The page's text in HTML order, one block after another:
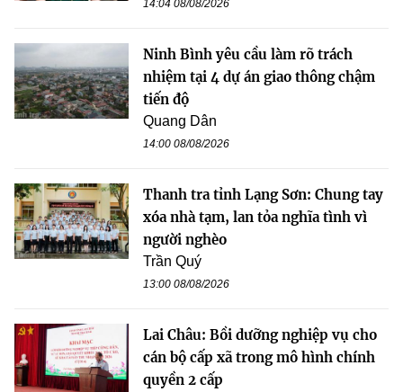
14:04 08/08/2026
Ninh Bình yêu cầu làm rõ trách
nhiệm tại 4 dự án giao thông chậm
tiến độ
Quang Dân
14:00 08/08/2026
Thanh tra tỉnh Lạng Sơn: Chung tay
xóa nhà tạm, lan tỏa nghĩa tình vì
người nghèo
Trần Quý
13:00 08/08/2026
Lai Châu: Bồi dưỡng nghiệp vụ cho
cán bộ cấp xã trong mô hình chính
quyền 2 cấp